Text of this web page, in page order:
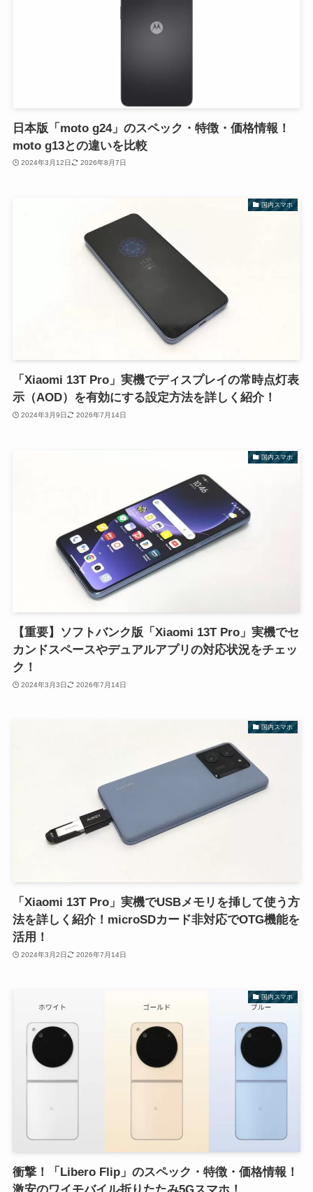
日本版「moto g24」のスペック・特徴・価格情報！
moto g13との違いを比較
2024年3月12日 2026年8月7日
国内スマホ
「Xiaomi 13T Pro」実機でディスプレイの常時点灯表
示（AOD）を有効にする設定方法を詳しく紹介！
2024年3月9日 2026年7月14日
国内スマホ
【重要】ソフトバンク版「Xiaomi 13T Pro」実機でセ
カンドスペースやデュアルアプリの対応状況をチェッ
ク！
2024年3月3日 2026年7月14日
国内スマホ
「Xiaomi 13T Pro」実機でUSBメモリを挿して使う方
法を詳しく紹介！microSDカード非対応でOTG機能を
活用！
2024年3月2日 2026年7月14日
国内スマホ
衝撃！「Libero Flip」のスペック・特徴・価格情報！